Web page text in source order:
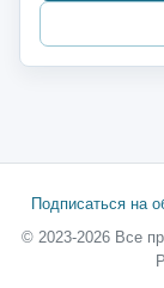
Подписаться на
© 2023-2026 Все